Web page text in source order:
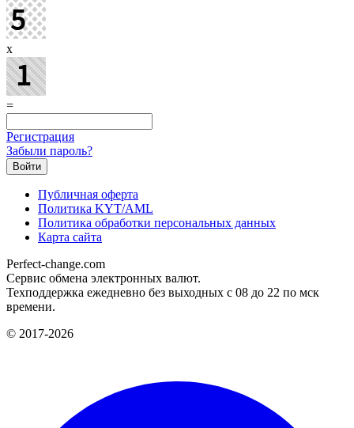
x
=
Регистрация
Забыли пароль?
Публичная оферта
Политика KYT/AML
Политика обработки персональных данных
Карта сайта
Perfect-change.com
Сервис обмена электронных валют.
Техподдержка ежедневно без выходных с 08 до 22 по мск
времени.
© 2017-2026